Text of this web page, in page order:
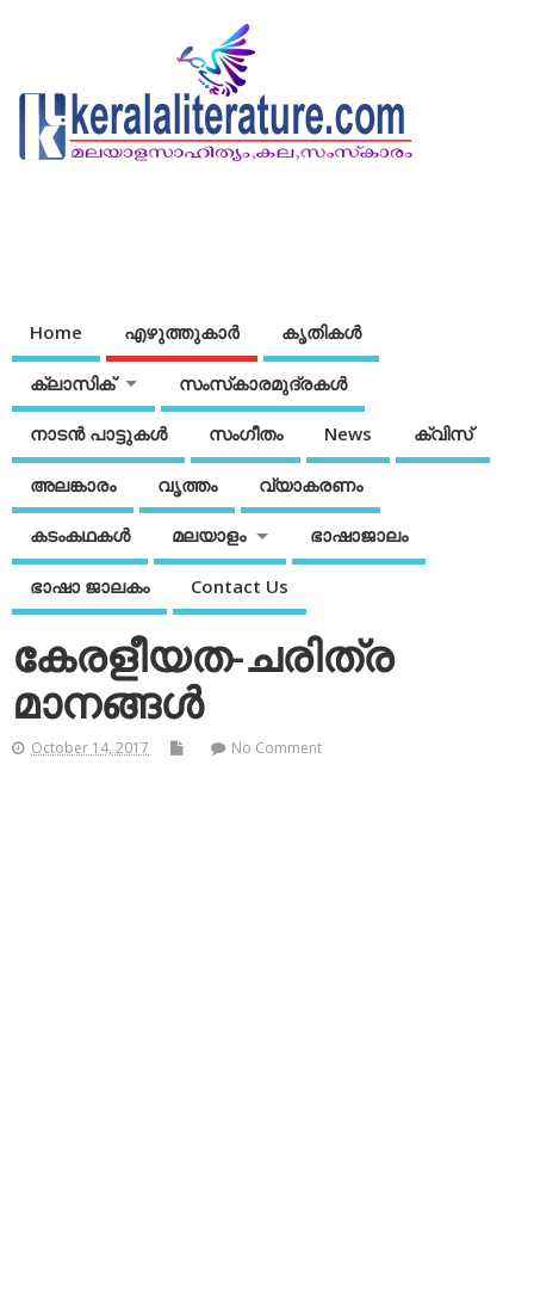
Home എഴുത്തുകാര്‍ കൃതികൾ
ക്ലാസിക് സംസ്‌കാരമുദ്രകള്‍
നാടന്‍ പാട്ടുകള്‍ സംഗീതം News ക്വിസ്
അലങ്കാരം വൃത്തം വ്യാകരണം
കടംകഥകള്‍ മലയാളം ഭാഷാജാലം
ഭാഷാ ജാലകം Contact Us
കേരളീയത-ചരിത്ര
മാനങ്ങള്‍
October 14, 2017 No Comment